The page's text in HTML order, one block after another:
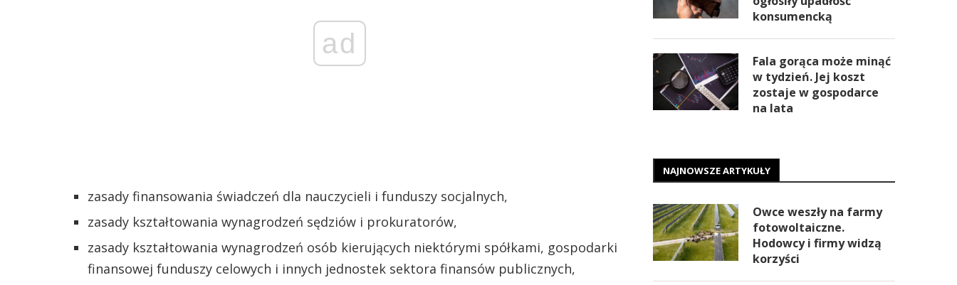
ad
zasady finansowania świadczeń dla nauczycieli i funduszy socjalnych,
zasady kształtowania wynagrodzeń sędziów i prokuratorów,
zasady kształtowania wynagrodzeń osób kierujących niektórymi spółkami, gospodarki
finansowej funduszy celowych i innych jednostek sektora finansów publicznych,
konsumencką
Fala gorąca może minąć
w tydzień. Jej koszt
zostaje w gospodarce
na lata
NAJNOWSZE ARTYKUŁY
Owce weszły na farmy
fotowoltaiczne.
Hodowcy i firmy widzą
korzyści